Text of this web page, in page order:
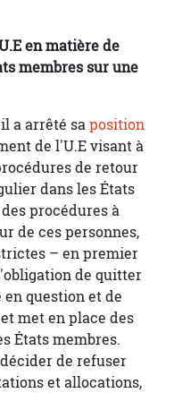
en matière de
membres sur une
a arrêté saposition
de l'U.E visant à
de retour
dans les États
procédures à
de ces personnes,
– en premier
de quitter
question et de
met en place des
États membres.
de refuser
et allocations,